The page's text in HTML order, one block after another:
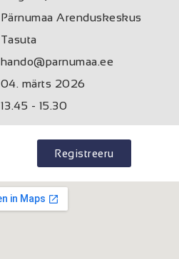
Pärnumaa Arenduskeskus
Tasuta
hando@parnumaa.ee
04. märts 2026
13.45 - 15.30
Registreeru